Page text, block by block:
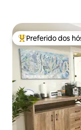
Entre os melhores
Preferido dos